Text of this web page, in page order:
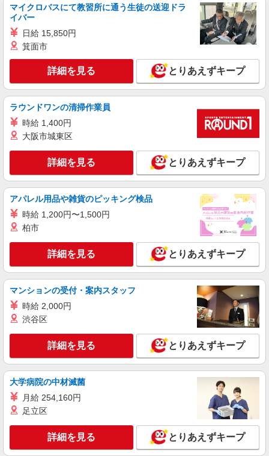
通費全支給(ガソリン代含む)＞
株式会社kotrio /●TK-H-1901683
桐生駅＠有料老人ホーム◎上質な支援、納得の
報酬、充実研修♪
時給1500円〜2125円 ＜日払い有/週払い有/交
群馬県桐生市
キープ 詳細を見る
派遣社員
株式会社kotrio /●TK-H-1953681
桐生駅▼綺麗なサ高住で生活ケア▼清掃やフロ
時給1500円〜2125円 ＜日払い有/週払い有/交
通費全支給(ガソリン代含む)＞
群馬県桐生市
詳細を見る
株式会社kotrio /●TK-H-1856319
桐生駅のシニアマンション▼フロアの巡回や安
否確認など
時給1500円〜2125円 ＜日払い有/週払い有/交
詳細を見る
マイクロバスにて教習所に通う生徒の送迎ドラ
イバー
日給 15,850円
箕面市
詳細を見る とりあえずキープ
ラウンドワンの清掃作業員
時給 1,400円
大阪市城東区
詳細を見る とりあえずキープ
アパレル用品や雑貨のピッキング検品
時給 1,200円〜1,500円
柏市
詳細を見る とりあえずキープ
マンションの受付・案内スタッフ
時給 2,000円
渋谷区
詳細を見る とりあえずキープ
大学病院の中材滅菌
月給 254,160円
足立区
詳細を見る とりあえずキープ